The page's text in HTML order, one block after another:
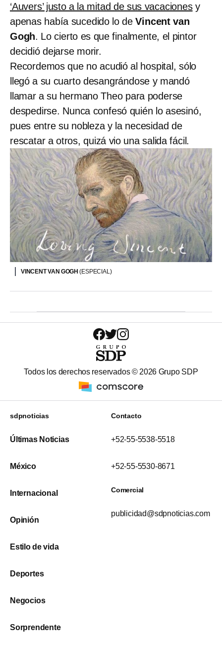
‘Auvers’ justo a la mitad de sus vacacionesy
apenas había sucedido lo deVincent van
Gogh. Lo cierto es que finalmente, el pintor
decidió dejarse morir.
Recordemos que no acudió al hospital, sólo
llegó a su cuarto desangrándose y mandó
llamar a su hermano Theo para poderse
despedirse. Nunca confesó quién lo asesinó,
pues entre su nobleza y la necesidad de
rescatar a otros, quizá vio una salida fácil.
VINCENT VAN GOGH(ESPECIAL)
Todos los derechos reservados © 2026 Grupo SDP
sdpnoticias
Últimas Noticias
México
Internacional
Opinión
Estilo de vida
Deportes
Negocios
Sorprendente
Contacto
+52-55-5538-5518
+52-55-5530-8671
Comercial
publicidad@sdpnoticias.com